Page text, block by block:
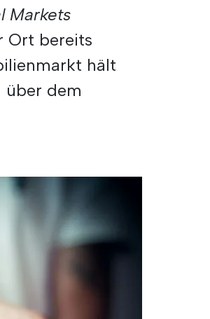
Markets
Ort bereits
hält
über dem